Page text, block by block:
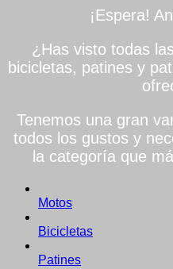
¡Espera!
¿Has visto todas
bicicletas, patines y
Tenemos una gran
todos los gustos y
la categoría que
Motos
Bicicletas
Patines